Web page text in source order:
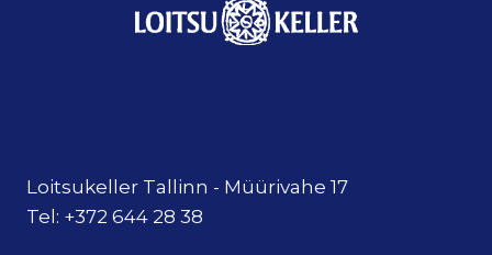
Loitsukeller Tallinn - Müürivahe 17
Tel: +372 644 28 38